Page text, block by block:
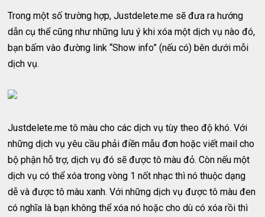
Trong một số trường hợp, Justdelete.me sẽ đưa ra hướng
dẫn cụ thể cũng như những lưu ý khi xóa một dịch vụ nào đó,
bạn bấm vào đường link “Show info” (nếu có) bên dưới mỗi
dịch vụ.
Justdelete.me tô màu cho các dịch vụ tùy theo độ khó. Với
những dịch vụ yêu cầu phải điền mẫu đơn hoặc viết mail cho
bộ phận hỗ trợ, dịch vụ đó sẽ được tô màu đỏ. Còn nếu một
dịch vụ có thể xóa trong vòng 1 nốt nhạc thì nó thuộc dạng
dễ và được tô màu xanh. Với những dịch vụ được tô màu đen
có nghĩa là bạn không thể xóa nó hoặc cho dù có xóa rồi thì